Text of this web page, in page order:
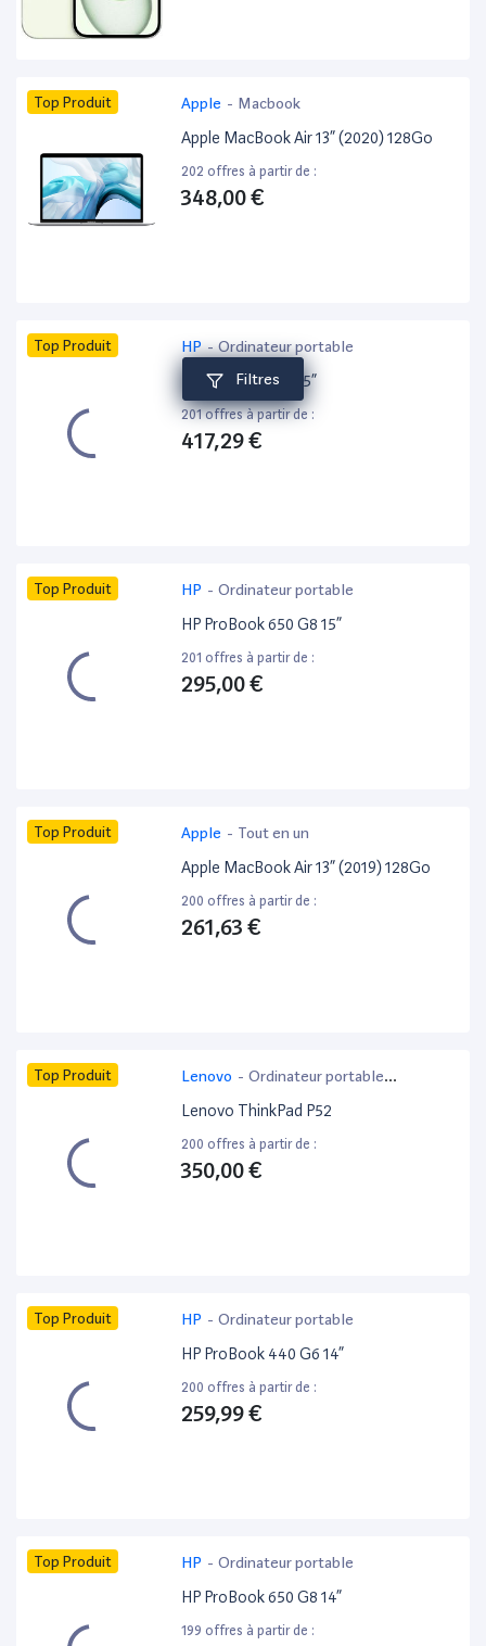
Filtres
Top Produit Apple - Macbook
Apple MacBook Air 13” (2020) 128Go
202 offres à partir de :
348,00 €
Top Produit HP- Ordinateur portable
HP ZBook 15 G6 15”
201 offres à partir de :
417,29 €
Top Produit HP - Ordinateur portable
HP ProBook 650 G8 15”
201 offres à partir de :
295,00 €
Top Produit Apple - Tout en un
Apple MacBook Air 13” (2019) 128Go
200 offres à partir de :
261,63 €
Top Produit Lenovo - Ordinateur portable
bureautique
Lenovo ThinkPad P52
200 offres à partir de :
350,00 €
Top Produit HP - Ordinateur portable
HP ProBook 440 G6 14”
200 offres à partir de :
259,99 €
Top Produit HP - Ordinateur portable
HP ProBook 650 G8 14”
199 offres à partir de :